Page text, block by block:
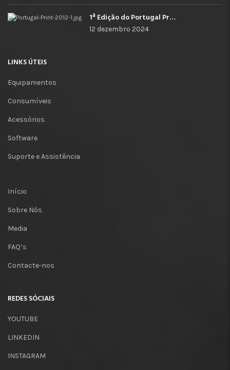
1ª Edição do Portugal Print
12 dezembro 2024
LINKS ÚTEIS
Equipamentos
Consumíveis
Acessórios
Software
Suporte e Assistência
Início
Sobre Nós
Media
FAQ’s
Contacte-nos
REDES SÓCIAIS
YOUTUBE
LINKEDIN
INSTAGRAM